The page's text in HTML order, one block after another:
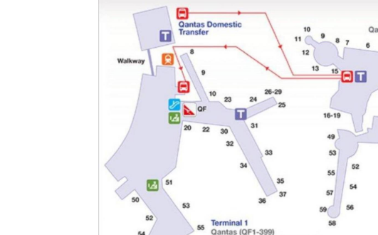
Austrálie?
Víza,
letenky,